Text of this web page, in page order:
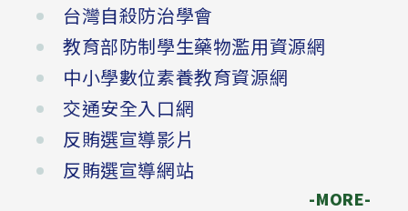
台灣自殺防治學會
教育部防制學生藥物濫用資源網
中小學數位素養教育資源網
交通安全入口網
反賄選宣導影片
反賄選宣導網站
-MORE-